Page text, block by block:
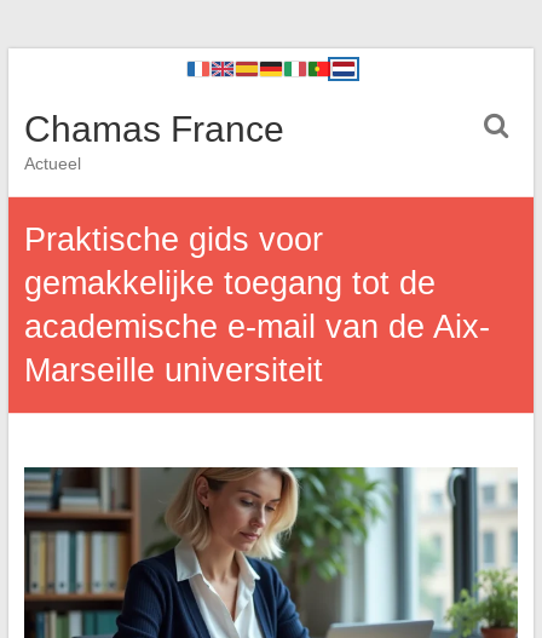
Chamas France
Actueel
Praktische gids voor
gemakkelijke toegang tot de
academische e-mail van de Aix-
Marseille universiteit